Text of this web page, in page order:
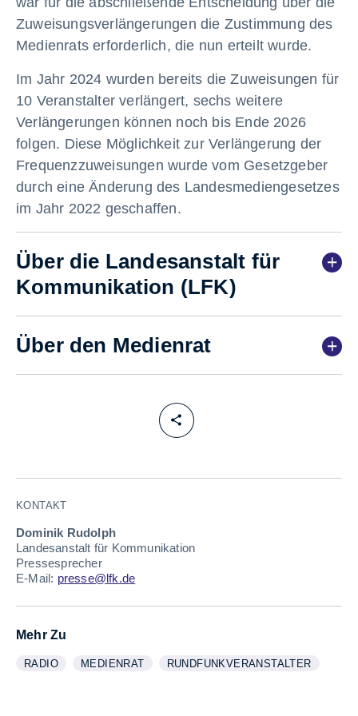
Zuweisungsverlängerungen die Zustimmung des
Medienrats erforderlich, die nun erteilt wurde.
Im Jahr 2024 wurden bereits die Zuweisungen für
10 Veranstalter verlängert, sechs weitere
Verlängerungen können noch bis Ende 2026
folgen. Diese Möglichkeit zur Verlängerung der
Frequenzzuweisungen wurde vom Gesetzgeber
durch eine Änderung des Landesmediengesetzes
im Jahr 2022 geschaffen.
Über die Landesanstalt für
Kommunikation (LFK)
Über den Medienrat
KONTAKT
Dominik Rudolph
Landesanstalt für Kommunikation
Pressesprecher
E-Mail: presse@lfk.de
Mehr Zu
WEITERE INFORMATIONEN ZUM THEMA
RADIO
ANZEIGEN WEITERE INFORMATIONEN ZUM THEMA
MEDIENRAT
ANZEIGEN WEITERE INFORMATIONEN ZUM
RUNDFUNKVERANSTALTER
ANZEIGEN